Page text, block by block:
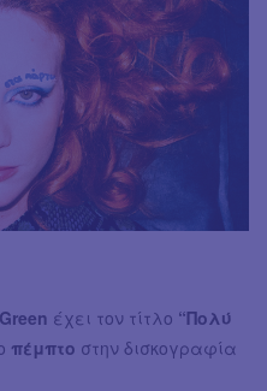
έχει τον τίτλο “Πολύ
πέμπτο στην δισκογραφία